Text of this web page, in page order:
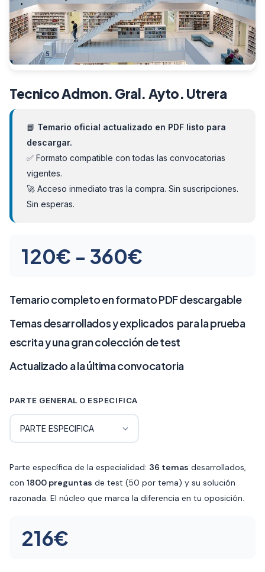
Tecnico Admon. Gral. Ayto. Utrera
📘 Temario oficial actualizado en PDF listo para
descargar.
✅ Formato compatible con todas las convocatorias
vigentes.
🚀 Acceso inmediato tras la compra. Sin suscripciones.
Sin esperas.
120€ - 360€
precios:
desde
120€
hasta
Temario completo en formato PDF descargable
Temas desarrollados y explicados para la prueba
escrita y una gran colección de test
Actualizado a la última convocatoria
PARTE GENERAL O ESPECIFICA
Parte específica de la especialidad: 36 temas desarrollados,
con 1800 preguntas de test (50 por tema) y su solución
razonada. El núcleo que marca la diferencia en tu oposición.
216€